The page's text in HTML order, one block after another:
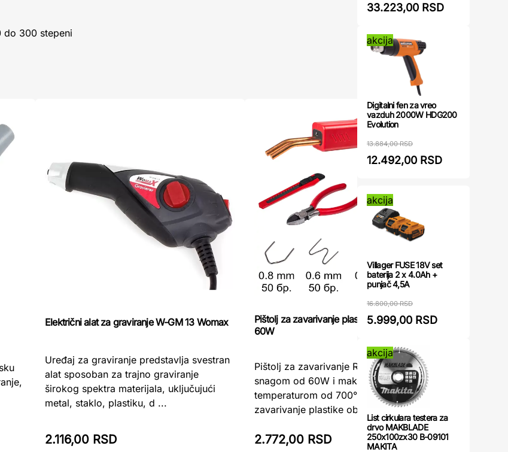
do 300 stepeni
Električni alat za graviranje W-GM 13 Womax
Uređaj za graviranje predstavlja svestran
alat sposoban za trajno graviranje
širokog spektra materijala, uključujući
metal, staklo, plastiku, d ...
2.116,00 RSD
Pištolj za zavarivanje plastike RD-HSPW01
60W
Pištolj za zavarivanje RD-HSPW01 60WSa
snagom od 60W i maksimalnom
temperaturom od 700°C, ovaj alat za
zavarivanje plastike obezbeđuje prec ...
2.772,00 RSD
33.223,00 RSD
akcija
Digitalni fen za vreo
vazduh 2000W HDG200
Evolution
13.884,00 RSD
12.492,00 RSD
akcija
Villager FUSE 18V set
baterija 2 x 4.0Ah +
punjač 4,5A
16.800,00 RSD
5.999,00 RSD
akcija
List cirkulara testera za
drvo MAKBLADE
250x100zx30 B-09101
MAKITA